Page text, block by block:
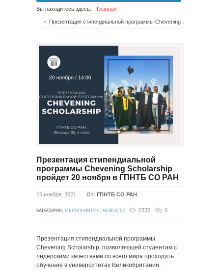
Вы находитесь здесь: Главная
Презентация стипендиальной
программы Chevening Scholarship
пройдет 20 ноября в ГПНТБ СО РАН
16 ноября, 2021 От: ГПНТБ СО РАН
КАТЕГОРИЯ: МЕРОПРИЯТИЯ , НОВОСТИ 2332 0
Презентация стипендиальной программы
Chevening Scholarship, позволяющей студентам с
лидерскими качествами со всего мира проходить
обучение в университетах Великобритании,